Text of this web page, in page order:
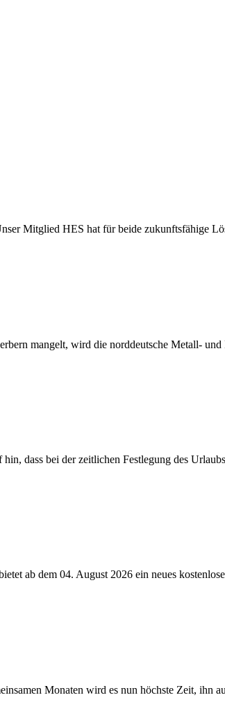
Mitglied HES hat für beide zukunftsfähige
mangelt, wird die norddeutsche Metall-
dass bei der zeitlichen Festlegung des
ab dem 04. August 2026 ein neues
Monaten wird es nun höchste Zeit,